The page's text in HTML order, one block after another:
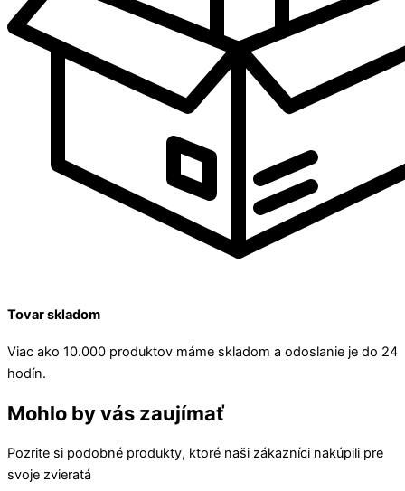
Tovar skladom
Viac ako 10.000 produktov máme skladom a odoslanie je do 24
hodín.
Mohlo by vás zaujímať
Pozrite si podobné produkty, ktoré naši zákazníci nakúpili pre
svoje zvieratá